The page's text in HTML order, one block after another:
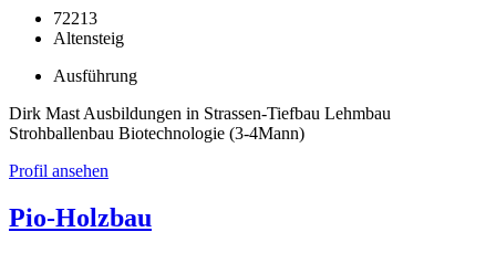
72213
Altensteig
Ausführung
Dirk Mast Ausbildungen in Strassen-Tiefbau Lehmbau
Strohballenbau Biotechnologie (3-4Mann)
Profil ansehen
Pio-Holzbau